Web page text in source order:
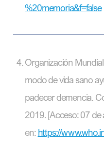
%20memoria&f=false
Organización
modo de vida sano
padecer demencia.
2019. [Acceso: 07 de
en: https://